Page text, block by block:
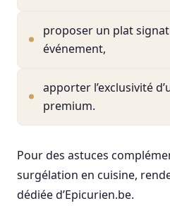
proposer un plat
événement,
apporter l’exclusivité
premium.
Pour des astuces
surgélation en cuisine,
dédiée d’Epicurien.be.